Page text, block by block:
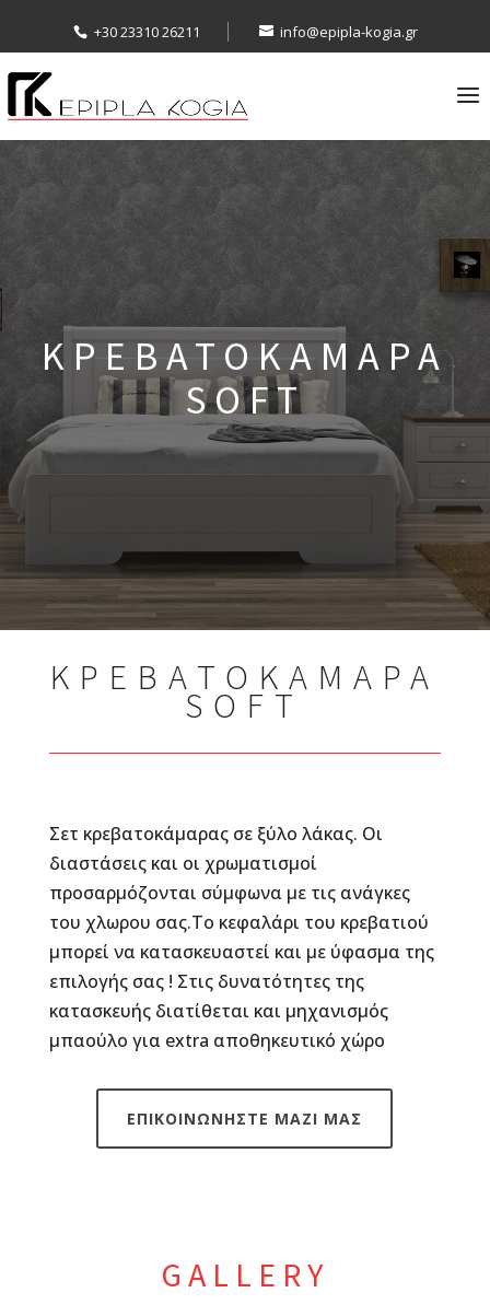
+30 23310 26211 info@epipla-kogia.gr
ΚΡΕΒΑΤΟΚΑΜΑΡΑ
SOFT
ΚΡΕΒΑΤΟΚΑΜΑΡΑ
SOFT
Σετ κρεβατοκάμαρας σε ξύλο λάκας. Οι
διαστάσεις και οι χρωματισμοί
προσαρμόζονται σύμφωνα με τις ανάγκες
του χλωρου σας.Το κεφαλάρι του κρεβατιού
μπορεί να κατασκευαστεί και με ύφασμα της
επιλογής σας ! Στις δυνατότητες της
κατασκευής διατίθεται και μηχανισμός
μπαούλο για extra αποθηκευτικό χώρο
ΕΠΙΚΟΙΝΩΝΗΣΤΕ ΜΑΖΙ ΜΑΣ
GALLERY